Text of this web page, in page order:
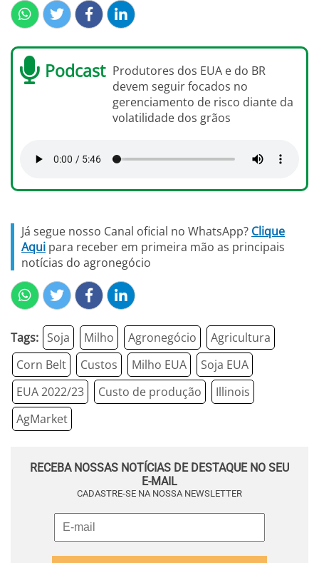
Podcast Produtores dos EUA e do BR
devem seguir focados no
gerenciamento de risco diante da
volatilidade dos grãos
Já segue nosso Canal oficial no WhatsApp? Clique
Aqui para receber em primeira mão as principais
notícias do agronegócio
Tags: Soja Milho Agronegócio
Agricultura
Corn Belt
Custos Milho EUA
Soja EUA
EUA 2022/23
Custo de produção
Illinois
AgMarket
RECEBA NOSSAS NOTÍCIAS DE DESTAQUE NO SEU
E-MAIL
CADASTRE-SE NA NOSSA NEWSLETTER